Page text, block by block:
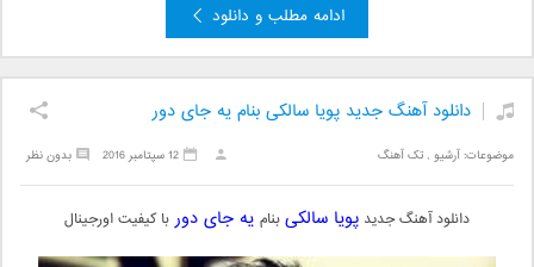
ادامه مطلب و دانلود
دانلود آهنگ جدید پویا سالکی بنام یه جای دور
موضوعات:آرشیو ,تک آهنگ بدون نظر 12 سپتامبر 2016
دانلود آهنگ جدید پویا سالکیبنام یه جای دور با کیفیت اورجینال